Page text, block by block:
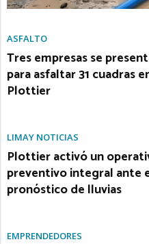
ASFALTO
Tres empresas se
para asfaltar 31 cuadras
Plottier
LIMAY NOTICIAS
Plottier activó un
preventivo integral ante
pronóstico de lluvias
EMPRENDEDORES